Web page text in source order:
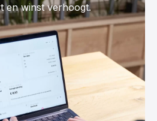
en winst verhoogt.